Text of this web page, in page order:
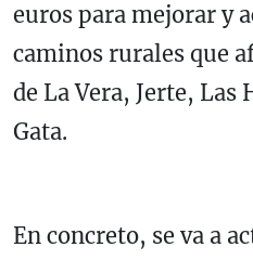
euros para mejorar y
caminos rurales que
de La Vera, Jerte, Las
Gata.
En concreto, se va a